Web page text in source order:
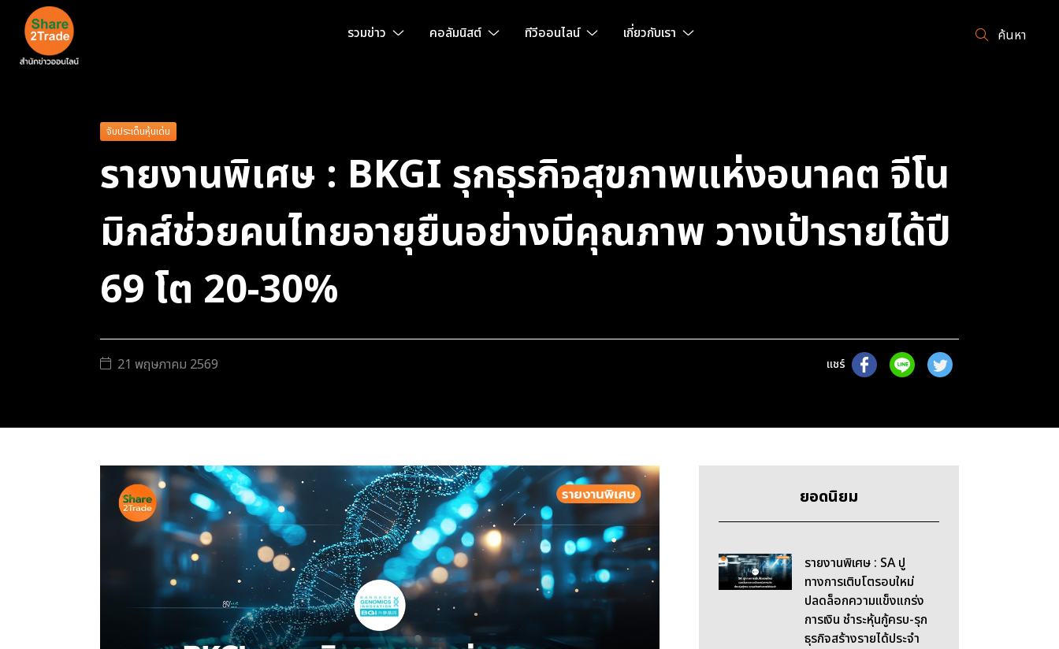
รวมข่าว คอลัมนิสต์ ทีวีออนไลน์ เกี่ยวกับเรา ค้นหา
จับประเด็นหุ้นเด่น
รายงานพิเศษ : BKGI รุกธุรกิจสุขภาพแห่งอนาคต จีโน
มิกส์ช่วยคนไทยอายุยืนอย่างมีคุณภาพ วางเป้ารายได้ปี
69 โต 20-30%
21 พฤษภาคม 2569 แชร์
ยอดนิยม
รายงานพิเศษ : SA ปู
ทางการเติบโตรอบใหม่
ปลดล็อกความแข็งแกร่ง
การเงิน ชำระหุ้นกู้ครบ-รุก
ธุรกิจสร้างรายได้ประจำ